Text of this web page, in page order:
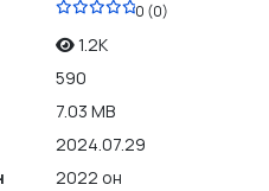
0 (0)
1.2K
590
7.03 MB
2024.07.29
2022 он